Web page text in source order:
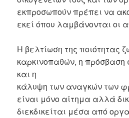
εκπροσωπούν πρέπει να
εκεί όπου λαμβάνονται οι
Η βελτίωση της ποιότητας
καρκινοπαθών, η πρόσβαση
και η
κάλυψη των αναγκών των
είναι μόνο αίτημα αλλά
διεκδικείται μέσα από